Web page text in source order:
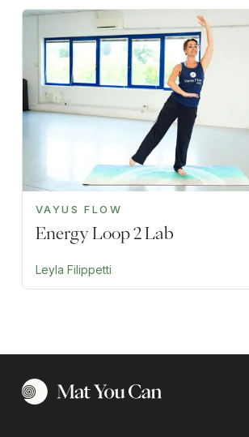
VAYUS FLOW
Energy Loop 2 Lab
Leyla Filippetti